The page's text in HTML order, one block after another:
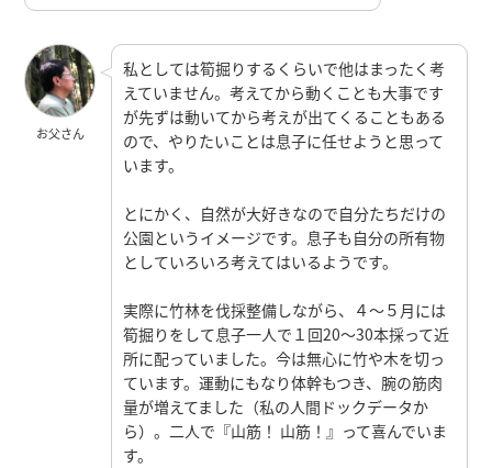
お父さん
私としては筍掘りするくらいで他はまったく考
えていません。考えてから動くことも大事です
が先ずは動いてから考えが出てくることもある
ので、やりたいことは息子に任せようと思って
います。
とにかく、自然が大好きなので自分たちだけの
公園というイメージです。息子も自分の所有物
としていろいろ考えてはいるようです。
実際に竹林を伐採整備しながら、４～５月には
筍掘りをして息子一人で１回20～30本採って近
所に配っていました。今は無心に竹や木を切っ
ています。運動にもなり体幹もつき、腕の筋肉
量が増えてました（私の人間ドックデータか
ら）。二人で『山筋！ 山筋！』って喜んでいま
す。